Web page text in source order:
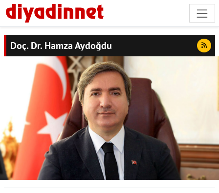
Doç. Dr. Hamza Aydoğdu